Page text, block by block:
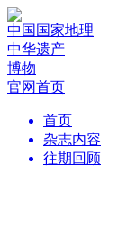
中国国家地理
中华遗产
博物
官网首页
首页
杂志内容
往期回顾